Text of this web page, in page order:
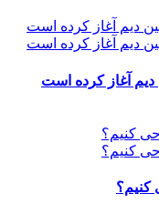
دیم آغاز کرده است
کنیم؟